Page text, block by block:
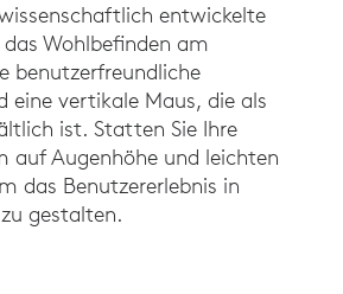
entwickelte
Wohlbefinden am
benutzerfreundliche
eine vertikale Maus, die als
ist. Statten Sie Ihre
auf Augenhöhe und leichten
das Benutzererlebnis in
gestalten.